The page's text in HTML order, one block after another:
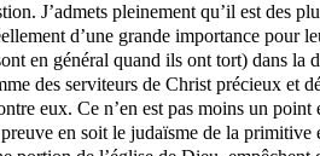
J’admets pleinement qu’il est des
d’une grande importance
en général quand ils ont tort) dans
des serviteurs de Christ précieux et
eux. Ce n’en est pas moins un
en soit le judaïsme de la